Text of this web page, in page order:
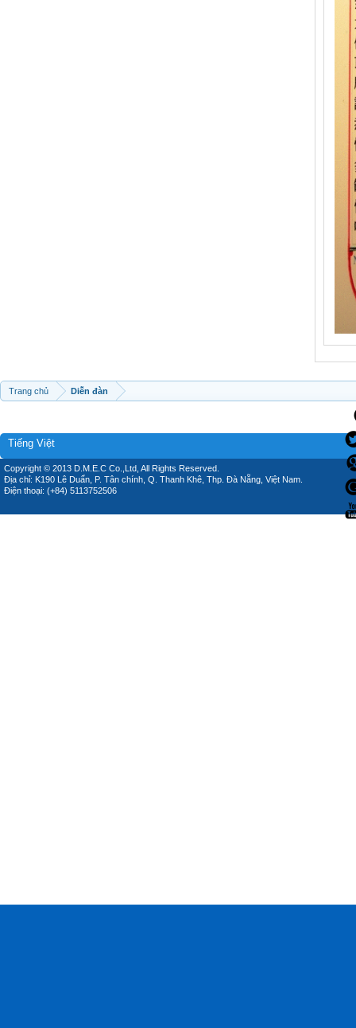
Trang chủ Diễn đàn
Tiếng Việt
Copyright © 2013 D.M.E.C Co.,Ltd, All Rights Reserved.
Địa chỉ: K190 Lê Duẩn, P. Tân chính, Q. Thanh Khê, Thp. Đà Nẵng, Việt Nam.
Điện thoại: (+84) 5113752506